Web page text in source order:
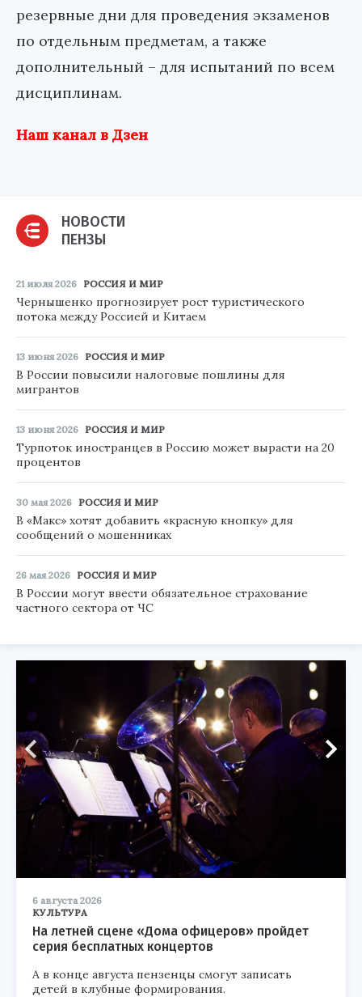
резервные дни для проведения экзаменов
по отдельным предметам, а также
дополнительный – для испытаний по всем
дисциплинам.
Наш канал в Дзен
НОВОСТИ
ПЕНЗЫ
21 июля 2026 РОССИЯ И МИР
Чернышенко прогнозирует рост туристического
потока между Россией и Китаем
13 июня 2026 РОССИЯ И МИР
В России повысили налоговые пошлины для
мигрантов
13 июня 2026 РОССИЯ И МИР
Турпоток иностранцев в Россию может вырасти на 20
процентов
30 мая 2026 РОССИЯ И МИР
В «Макс» хотят добавить «красную кнопку» для
сообщений о мошенниках
26 мая 2026 РОССИЯ И МИР
В России могут ввести обязательное страхование
частного сектора от ЧС
6 августа 2026
КУЛЬТУРА
На летней сцене «Дома офицеров» пройдет
серия бесплатных концертов
А в конце августа пензенцы смогут записать
детей в клубные формирования.